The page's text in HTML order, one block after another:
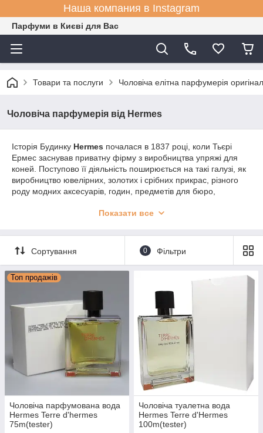
Наша компания в Instagram
Парфуми в Києві для Вас
Товари та послуги Чоловіча елітна парфумерія оригінал
Чоловіча парфумерія від Hermes
Історія Будинку Hermes почалася в 1837 році, коли Тьєрі
Ермес заснував приватну фірму з виробництва упряжі для
коней. Поступово її діяльність поширюється на такі галузі, як
виробництво ювелірних, золотих і срібних прикрас, різного
роду модних аксесуарів, годин, предметів для бюро,
Наступні п'ять поколінь цієї родини постійно розширювали
Hermes, імперіюбездоганного смакуівисокої якості.
1950-ті роки – час народження Eau d ' Hermes, саме тоді
компанія починає захоплюючу подорож у світ створення
парфумів. У 1961 році з'явився аромат Caleche – один з
найбільш класичних ароматів французької
парфумерії
сьогоднішнього дня, визнаний у всьому світі.
Також зверніть увагу на парфумерію від Hugo Boss
Стійкі, шлейфные аромати тут!
Показати все
Сортування 0 Фільтри
Топ продажів
Чоловіча парфумована вода
Hermes Terre d'hermes
75m(tester)
Чоловіча туалетна вода
Hermes Terre d'Hermes
100m(tester)